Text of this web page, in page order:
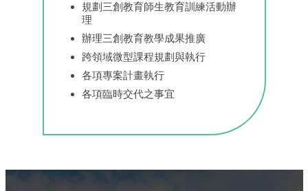
規劃三創教育師生教育訓練活動辦
理
辦理三創教育教學成果推廣
跨領域微型課程規劃與執行
各項專案計畫執行
各項臨時交代之事宜